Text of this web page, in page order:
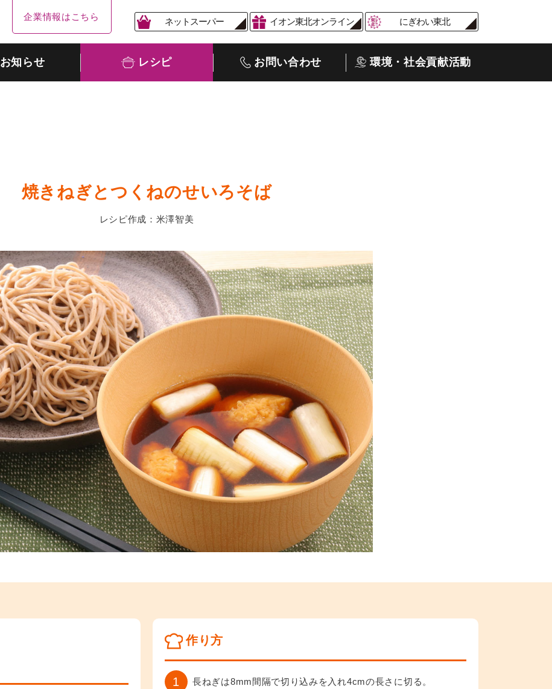
企業情報はこちら ネットスーパー イオン東北オンライン にぎわい東北
お知らせ レシピ お問い合わせ 環境・社会貢献活動
焼きねぎとつくねのせいろそば
レシピ作成：米澤智美
作り方
1 長ねぎは8mm間隔で切り込みを入れ4cmの長さに切る。